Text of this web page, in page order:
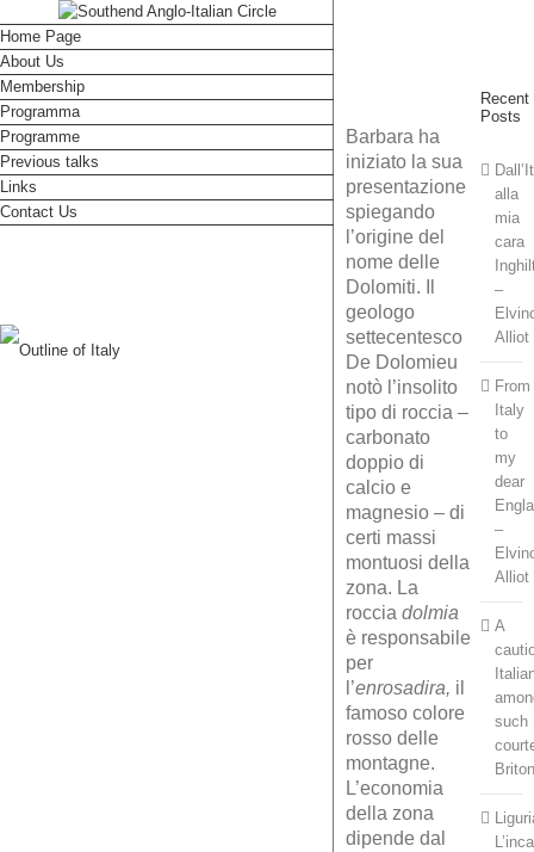
Home Page
About Us
Membership
Programma
Programme
Previous talks
Links
Contact Us
Barbara ha
iniziato la sua
presentazione
spiegando
l’origine del
nome delle
Dolomiti. Il
geologo
settecentesco
De Dolomieu
notò l’insolito
tipo di roccia –
carbonato
doppio di
calcio e
magnesio – di
certi massi
montuosi della
zona. La
roccia dolmia
è responsabile
per
l’enrosadira, il
famoso colore
rosso delle
montagne.
L’economia
della zona
dipende dal
Recent
Posts
alla
mia
cara
–
Alliot
From
Italy
to
my
dear
–
Alliot
A
such